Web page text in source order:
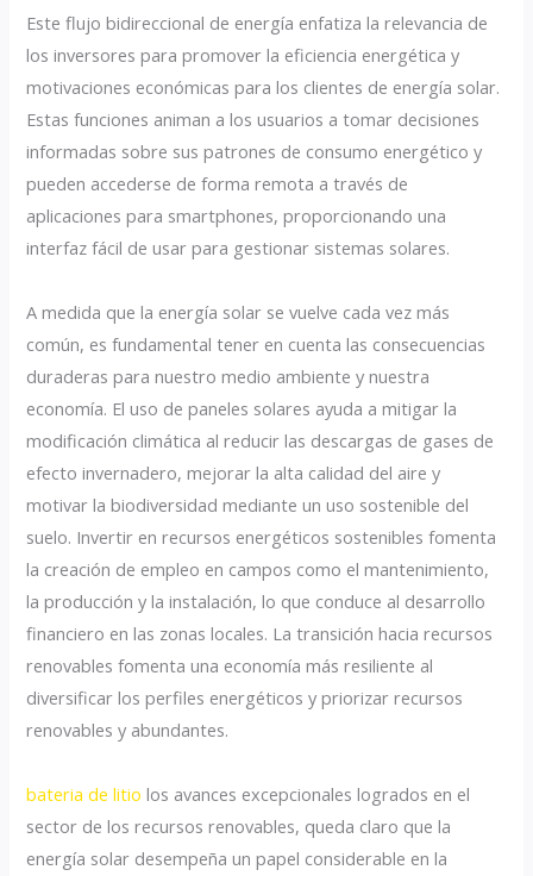
Este flujo bidireccional de energía enfatiza la relevancia de
los inversores para promover la eficiencia energética y
motivaciones económicas para los clientes de energía solar.
Estas funciones animan a los usuarios a tomar decisiones
informadas sobre sus patrones de consumo energético y
pueden accederse de forma remota a través de
aplicaciones para smartphones, proporcionando una
interfaz fácil de usar para gestionar sistemas solares.
A medida que la energía solar se vuelve cada vez más
común, es fundamental tener en cuenta las consecuencias
duraderas para nuestro medio ambiente y nuestra
economía. El uso de paneles solares ayuda a mitigar la
modificación climática al reducir las descargas de gases de
efecto invernadero, mejorar la alta calidad del aire y
motivar la biodiversidad mediante un uso sostenible del
suelo. Invertir en recursos energéticos sostenibles fomenta
la creación de empleo en campos como el mantenimiento,
la producción y la instalación, lo que conduce al desarrollo
financiero en las zonas locales. La transición hacia recursos
renovables fomenta una economía más resiliente al
diversificar los perfiles energéticos y priorizar recursos
renovables y abundantes.
bateria de litio los avances excepcionales logrados en el
sector de los recursos renovables, queda claro que la
energía solar desempeña un papel considerable en la